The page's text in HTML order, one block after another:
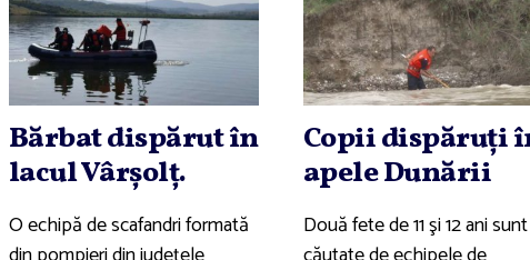
Bărbat dispărut în
lacul Vârşolţ.
O echipă de scafandri formată
Copii dispăruţi
apele Dunării
Două fete de 11 şi 12 ani sunt